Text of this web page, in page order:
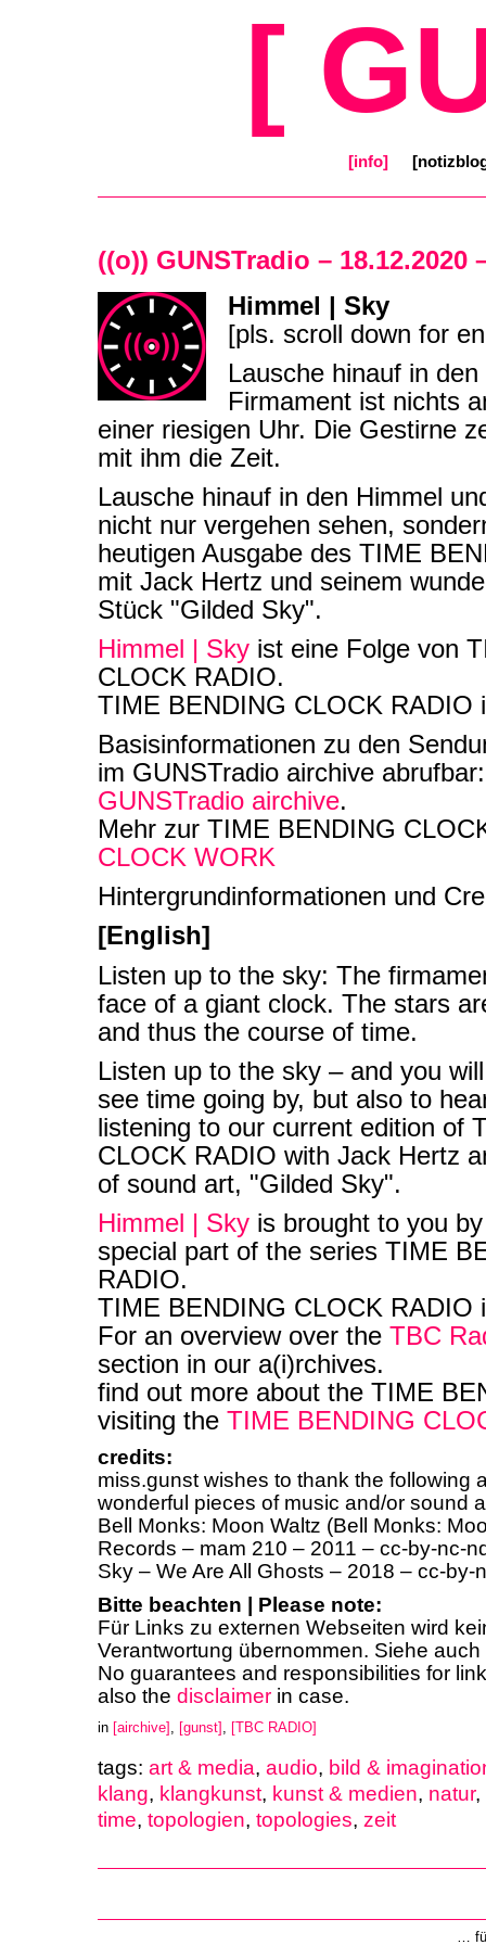
[
[info]
((o)) GUNSTradio – 18.12.2020
Himmel | Sky
[pls. scroll down for
Lausche hinauf in
Firmament ist nichts
einer riesigen Uhr. Die Gestirne
mit ihm die Zeit.
Lausche hinauf in den Himmel
nicht nur vergehen sehen,
heutigen Ausgabe des TIME
mit Jack Hertz und seinem
Stück "Gilded Sky".
Himmel | Sky ist eine Folge von
CLOCK RADIO.
TIME BENDING CLOCK RADIO
Basisinformationen zu den
im GUNSTradio airchive
GUNSTradio airchive.
Mehr zur TIME BENDING
CLOCK WORK
Hintergrundinformationen und
[English]
Listen up to the sky: The
face of a giant clock. The stars
and thus the course of time.
Listen up to the sky – and you
see time going by, but also to
listening to our current edition of
CLOCK RADIO with Jack Hertz
of sound art, "Gilded Sky".
Himmel | Sky is brought to you
special part of the series TIME
RADIO.
TIME BENDING CLOCK RADIO
For an overview over the TBC
section in our a(i)rchives.
find out more about the TIME
visiting the TIME BENDING
credits:
miss.gunst wishes to thank the following
wonderful pieces of music and/or sound
Bell Monks: Moon Waltz (Bell Monks:
Records – mam 210 – 2011 – cc-by-nc-
Sky – We Are All Ghosts – 2018 – cc-by-
Bitte beachten | Please note:
Für Links zu externen Webseiten wird
Verantwortung übernommen. Siehe
No guarantees and responsibilities for
also the disclaimer in case.
in [airchive] [gunst] [TBC RADIO]
tags: art & media, audio, bild &
klang, klangkunst, kunst & medien, natur,
time, topologien, topologies, zeit
…